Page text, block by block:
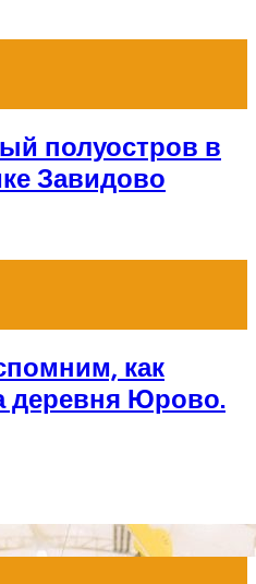
полуостров в
Завидово
как
деревня Юрово.